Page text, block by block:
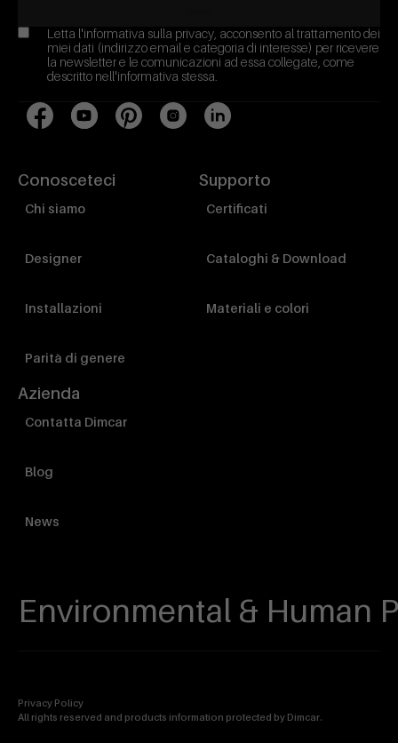
Letta l'informativa sulla privacy , acconsento al trattamento dei
miei dati (indirizzo email e categoria di interesse) per ricevere
la newsletter e le comunicazioni ad essa collegate, come
descritto nell'informativa stessa.
FacebookYouTubePinterestInstagramLinkedIn
Conosceteci
Chi siamo
Designer
Installazioni
Parità di genere
Supporto
Certificati
Cataloghi & Download
Materiali e colori
Azienda
Contatta Dimcar
Blog
News
Environmental & Human
Privacy Policy
All rights reserved and products information protected by Dimcar.